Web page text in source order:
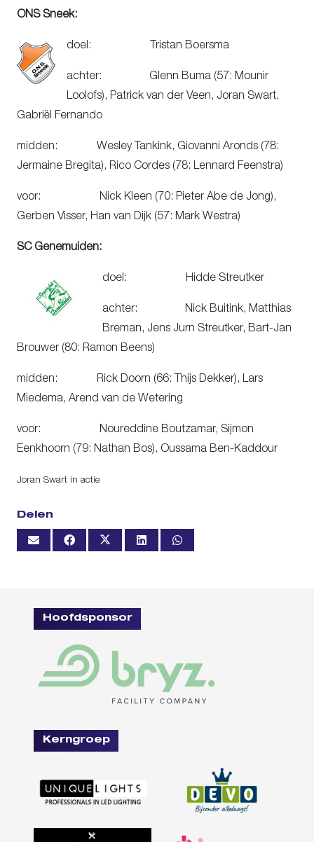
ONS Sneek:
doel: Tristan Boersma
achter: Glenn Buma (57: Mounir
Loolofs), Patrick van der Veen, Joran Swart,
Gabriël Fernando
midden: Wesley Tankink, Giovanni Aronds (78:
Jermaine Bregita), Rico Cordes (78: Lennard Feenstra)
voor: Nick Kleen (70: Pieter Abe de Jong),
Gerben Visser, Han van Dijk (57: Mark Westra)
SC Genemuiden:
doel: Hidde Streutker
achter: Nick Buitink, Matthias
Breman, Jens Jurn Streutker, Bart-Jan
Brouwer (80: Ramon Beens)
midden: Rick Doorn (66: Thijs Dekker), Lars
Miedema, Arend van de Wetering
voor: Noureddine Boutzamar, Sijmon
Eenkhoorn (79: Nathan Bos), Oussama Ben-Kaddour
Joran Swart in actie
Delen
Hoofdsponsor
Kerngroep